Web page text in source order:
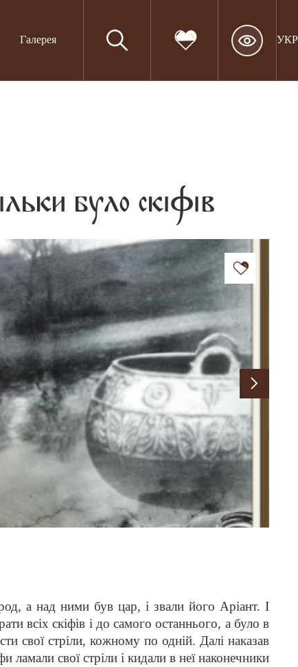
Галерея УКР
було скіфів
а над ними був цар, і звали його Аріант. І
всіх скіфів і до самого останнього, а було в
свої стріли, кожному по одній. Далі наказав
ламали свої стріли і кидали в неї наконечники